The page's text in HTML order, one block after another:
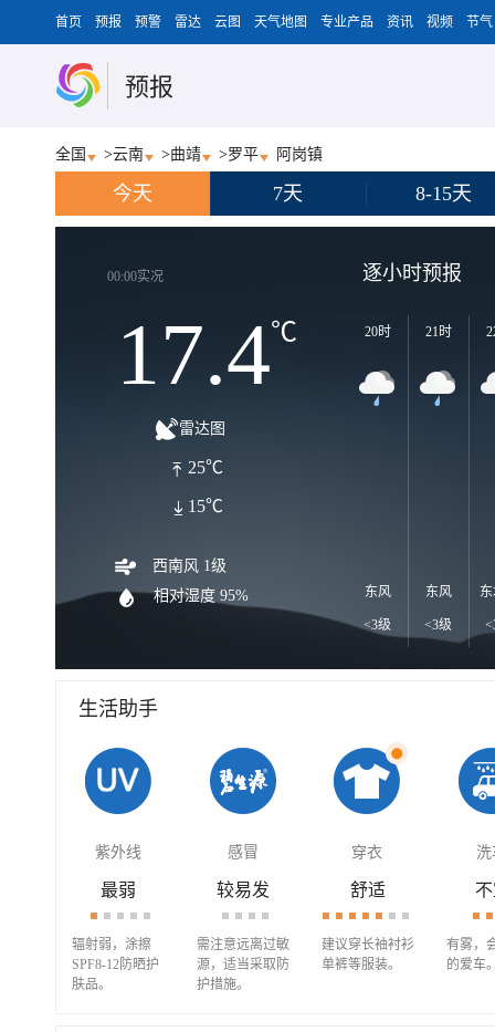
首页 预报 预警 雷达 云图 天气地图 专业产品 资讯 视频 节气
预报
全国 >云南 >曲靖 >罗平 阿岗镇
今天 7天 8-15天
00:00实况
17.4℃
雷达图
25℃
15℃
西南风 1级
相对湿度 95%
逐小时预报
20时
东风
<3级
21时
东风
<3级
生活助手
紫外线 感冒 穿衣 洗
最弱
辐射弱，涂擦
SPF8-12防晒护
肤品。
较易发
需注意远离过敏
源，适当采取防
护措施。
舒适
建议穿长袖衬衫
单裤等服装。
有雾，
的爱车